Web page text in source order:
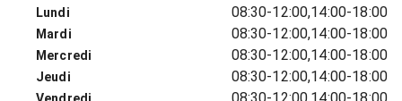
Lundi 08:30-12:00,14:00-18:00
Mardi 08:30-12:00,14:00-18:00
Mercredi 08:30-12:00,14:00-18:00
Jeudi 08:30-12:00,14:00-18:00